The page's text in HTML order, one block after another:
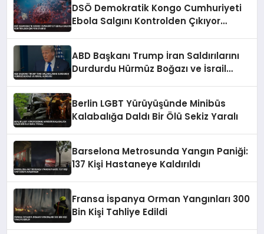
DSÖ Demokratik Kongo Cumhuriyeti
Ebola Salgını Kontrolden Çıkıyor
ABD Başkanı Trump İran Saldırılarını
Durdurdu Hürmüz Boğazı ve İsrail
Berlin LGBT Yürüyüşünde Minibüs
Kalabalığa Daldı Bir Ölü Sekiz Yaralı
Barselona Metrosunda Yangın Paniği:
137 Kişi Hastaneye Kaldırıldı
Fransa İspanya Orman Yangınları 300
Bin Kişi Tahliye Edildi